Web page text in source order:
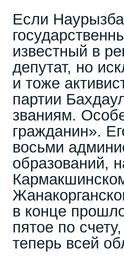
Если
известный в
депутат, но
и тоже
партии
званиям.
гражданин».
восьми
образований,
в конце
пятое по
теперь всей